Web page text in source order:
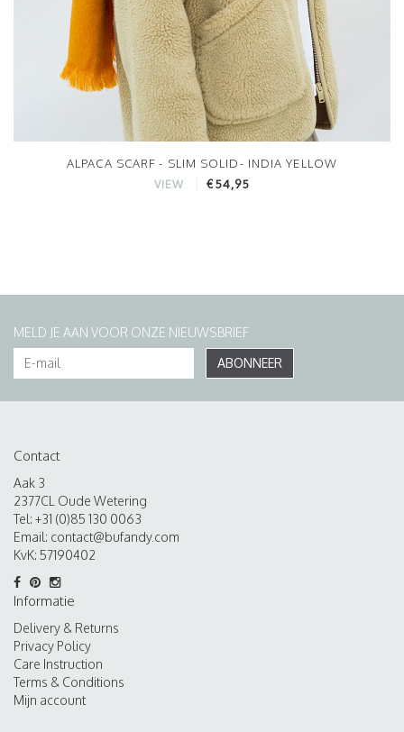
ALPACA SCARF - SLIM SOLID- INDIA YELLOW
VIEW €54,95
MELD JE AAN VOOR ONZE NIEUWSBRIEF
ABONNEER
Contact
Aak 3
2377CL Oude Wetering
Tel: +31 (0)85 130 0063
Email: contact@bufandy.com
KvK: 57190402
Informatie
Delivery & Returns
Privacy Policy
Care Instruction
Terms & Conditions
Mijn account